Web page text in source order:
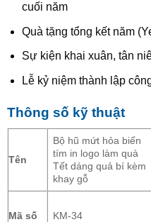
cuối năm
Quà tặng tổng kết năm
Sự kiện khai xuân, tân
Lễ kỷ niệm thành lập
Thông số kỹ thuật
Tên
Bộ hũ mứt hỏa biến
tím in logo làm quà
Tết dáng quả bí kèm
khay gỗ
Mã số KM-34